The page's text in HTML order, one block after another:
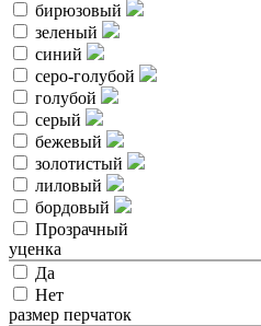
бирюзовый
зеленый
синий
серо-голубой
голубой
серый
бежевый
золотистый
лиловый
бордовый
Прозрачный
уценка
Да
Нет
размер перчаток